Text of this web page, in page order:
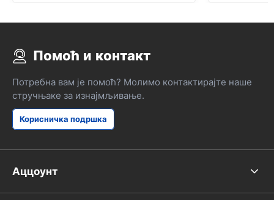
Помоћ и контакт
Потребна вам је помоћ? Молимо контактирајте наше
стручњаке за изнајмљивање.
Корисничка подршка
Аццоунт